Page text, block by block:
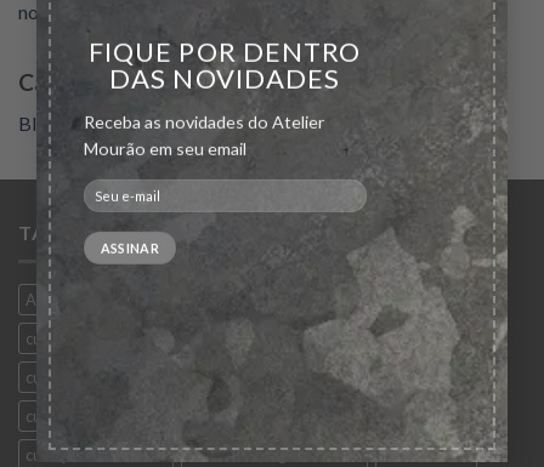
FIQUE POR DENTRO
DAS NOVIDADES
Receba as novidades do Atelier
Mourão em seu email
novembro 2019
Categories
Blog
TAGS
Ana Paula Campos black friday bordado
brincos
curso
cursocravacaodepedras
cursocravacaopedras
cursoesmaltacao
cursoesmaltacaometais
cursointensivo
cursojoalheria
cursojoalheriaavançada
cursojoalheriabasica
cursomodelagememcera
curso on-line